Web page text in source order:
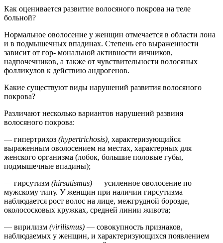
Как оценивается развитие волосяного покрова на теле
больной?
Нормальное оволосение у женщин отмечается в области лона
и в подмышечных впадинах. Степень его выраженности
зависит от гор- мональной активности яичников,
надпочечников, а также от чувствительности волосяных
фолликулов к действию андрогенов.
Какие существуют виды нарушений развития волосяного
покрова?
Различают несколько вариантов нарушений развиия
волосяного покрова:
— гипертрихоз (hypertrichosis), характеризующийся
выраженным оволосением на местах, характерных для
женского организма (лобок, большие половые губы,
подмышечные впадины);
— гирсутизм (hirsutismus) — усиленное оволосение по
мужскому типу. У женщин при наличии гирсутизма
наблюдается рост волос на лице, межгрудной борозде,
околососковых кружках, средней линии живота;
— вирилизм (virilismus) — совокупность признаков,
наблюдаемых у женщин, и характеризующихся появлением